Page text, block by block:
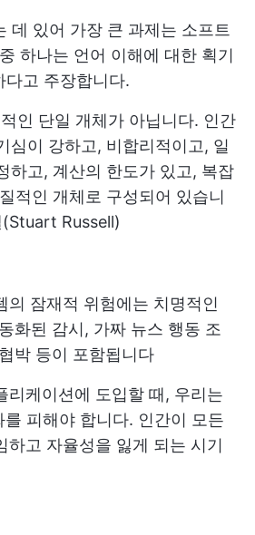
데 있어 가장 큰 과제는 소프트
하나는 언어 이해에 대한 획기
다고 주장합니다.
인 단일 개체가 아닙니다. 인간
심이 강하고, 비합리적이고, 일
하고, 계산의 한도가 있고, 복잡
적인 개체로 구성되어 있습니
(Stuart Russell)
의 잠재적 위험에는 치명적인
화된 감시, 가짜 뉴스 행동 조
박 등이 포함됩니다
리케이션에 도입할 때, 우리는
를 피해야 합니다. 인간이 모든
하고 자율성을 잃게 되는 시기